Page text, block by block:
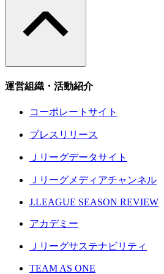
運営組織・活動紹介
コーポレートサイト
プレスリリース
Ｊリーグデータサイト
Ｊリーグメディアチャンネル
J.LEAGUE SEASON REVIEW
アカデミー
Ｊリーグサステナビリティ
TEAM AS ONE